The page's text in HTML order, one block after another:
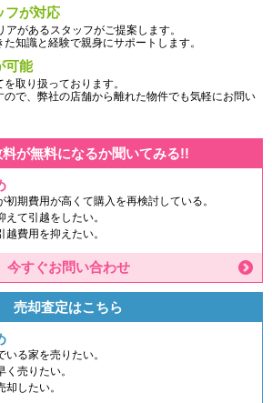
フが対応
があるスタッフがご提案します。
知識と経験で親身にサポートします。
可能
取り扱っております。
で、弊社の店舗から離れた物件でも気軽にお問い
が無料になるか聞いてみる!!
期費用が高くて購入を再検討している。
て引越をしたい。
費用を抑えたい。
今すぐお問い合わせ
売却査定はこちら
る家を売りたい。
売りたい。
したい。